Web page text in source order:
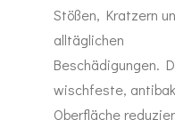
Stößen, Kratzern
alltäglichen
Beschädigungen.
wischfeste,
Oberfläche